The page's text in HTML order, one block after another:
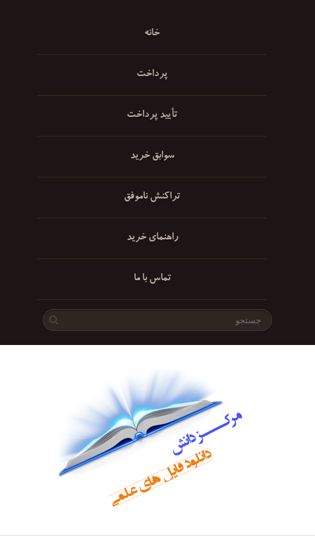
خانه
پرداخت
تأیید پرداخت
سوابق خرید
تراکنش ناموفق
راهنمای خرید
تماس با ما